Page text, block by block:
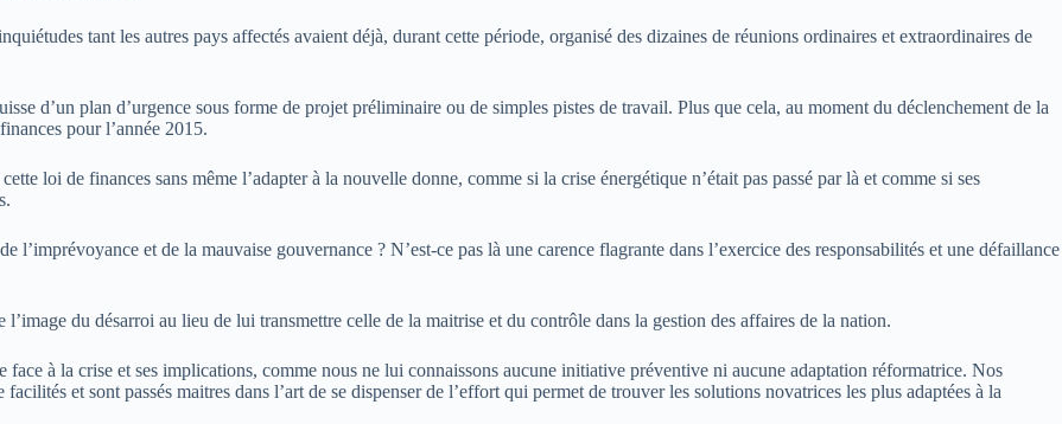
tant les autres pays affectés avaient déjà, durant cette période, organisé des dizaines de réunions ordinaires et extraordinaires de
d’un plan d’urgence sous forme de projet préliminaire ou de simples pistes de travail. Plus que cela, au moment du déclenchement de la
pour l’année 2015.
loi de finances sans même l’adapter à la nouvelle donne, comme si la crise énergétique n’était pas passé par là et comme si ses
l’imprévoyance et de la mauvaise gouvernance ? N’est-ce pas là une carence flagrante dans l’exercice des responsabilités et une défaillance
du désarroi au lieu de lui transmettre celle de la maitrise et du contrôle dans la gestion des affaires de la nation.
à la crise et ses implications, comme nous ne lui connaissons aucune initiative préventive ni aucune adaptation réformatrice. Nos
et sont passés maitres dans l’art de se dispenser de l’effort qui permet de trouver les solutions novatrices les plus adaptées à la